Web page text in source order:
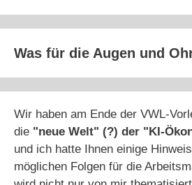
Was für die Augen und
Wir haben am Ende der VWL-
die "neue Welt" (?) der "KI-
und ich hatte Ihnen einige
möglichen Folgen für die